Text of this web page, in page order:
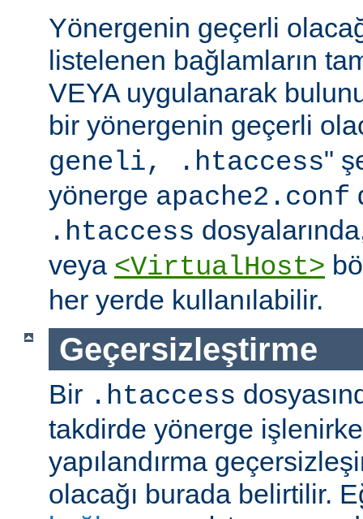
Yönergenin geçerli
listelenen bağlamların
VEYA uygulanarak
bir yönergenin geçerli
geneli, .htaccess"
yönerge apache2.conf
.htaccess
veya <VirtualHost>
her yerde kullanılabilir.
Geçersizleştirme
Bir .htaccess
takdirde yönerge
yapılandırma
olacağı burada belirtilir.